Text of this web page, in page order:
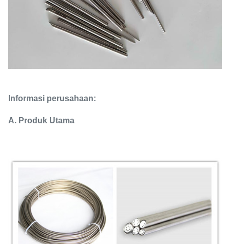
Informasi perusahaan:
A. Produk Utama